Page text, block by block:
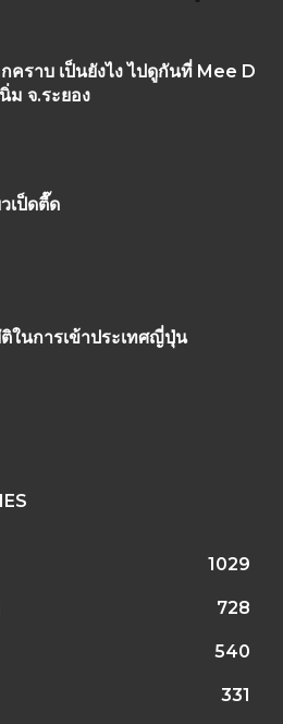
คราบ เป็นยังไง ไปดูกันที่ Mee D
ม จ.ระยอง
เป็ดตื๊ด
ในการเข้าประเทศญี่ปุ่น
1029
728
540
331